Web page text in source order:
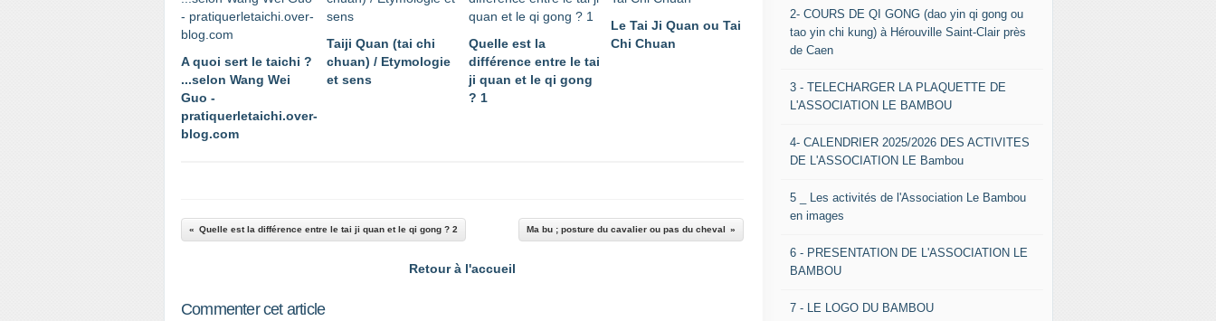
A quoi sert le taichi ?
...selon Wang Wei
Guo -
pratiquerletaichi.over-
blog.com
Taiji Quan (tai chi
chuan) / Etymologie
et sens
Quelle est la
différence entre le tai
ji quan et le qi gong
? 1
Le Tai Ji Quan ou Tai
Chi Chuan
Quelle est la différence entre le tai ji quan et le qi gong ? 2 Ma bu ; posture du cavalier ou pas du cheval
Retour à l'accueil
Commenter cet article
2- COURS DE QI GONG (dao yin qi gong ou
tao yin chi kung) à Hérouville Saint-Clair près
de Caen
3 - TELECHARGER LA PLAQUETTE DE
L'ASSOCIATION LE BAMBOU
4- CALENDRIER 2025/2026 DES ACTIVITES
DE L'ASSOCIATION LE Bambou
5 _ Les activités de l'Association Le Bambou
en images
6 - PRESENTATION DE L'ASSOCIATION LE
BAMBOU
7 - LE LOGO DU BAMBOU